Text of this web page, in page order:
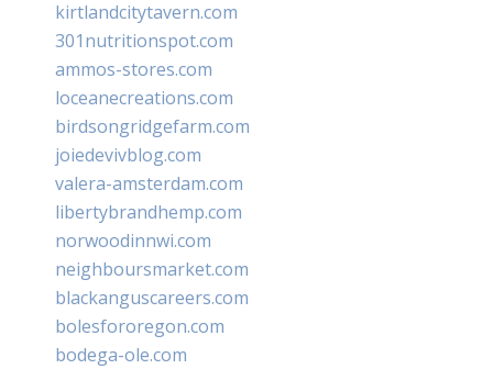
kirtlandcitytavern.com
301nutritionspot.com
ammos-stores.com
loceanecreations.com
birdsongridgefarm.com
joiedevivblog.com
valera-amsterdam.com
libertybrandhemp.com
norwoodinnwi.com
neighboursmarket.com
blackanguscareers.com
bolesfororegon.com
bodega-ole.com